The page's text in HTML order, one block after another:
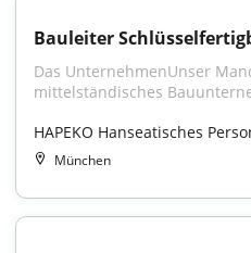
Bauleiter
Das UnternehmenUnser
mittelständisches
HAPEKO Hanseatisches
München